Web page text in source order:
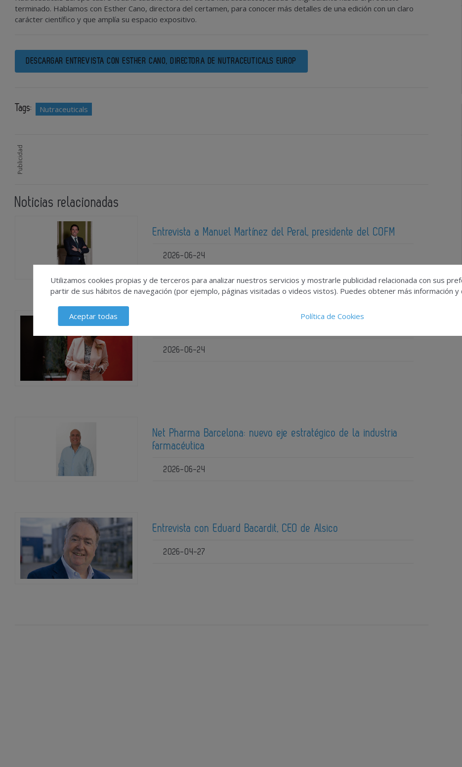
terminado. Hablamos con Esther Cano, directora del certamen, para conocer más detalles de una edición con un claro
carácter científico y que amplía su espacio expositivo.
DESCARGAR ENTREVISTA CON ESTHER CANO, DIRECTORA DE NUTRACEUTICALS EUROP
Tags: Nutraceuticals
Publicidad
Noticias relacionadas
Entrevista a Manuel Martínez del Peral, presidente del COFM
2026-06-24
2026-06-24
Net Pharma Barcelona: nuevo eje estratégico de la industria
farmacéutica
2026-06-24
Entrevista con Eduard Bacardit, CEO de Alsico
2026-04-27
Utilizamos cookies propias y de terceros para analizar nuestros servicios y mostrarle publicidad relacionada con sus
partir de sus hábitos de navegación (por ejemplo, páginas visitadas o videos vistos). Puedes obtener más información
Aceptar todas Política de Cookies